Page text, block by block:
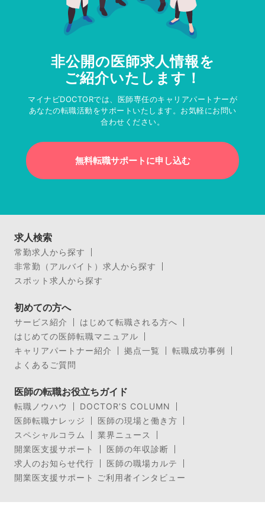
非公開の医師求人情報を
ご紹介いたします！
マイナビDOCTORでは、医師専任のキャリアパートナーが
あなたの転職活動をサポートいたします。お気軽にお問い
合わせください。
無料転職サポートに申し込む
求人検索
常勤求人から探す
非常勤（アルバイト）求人から探す
スポット求人から探す
初めての方へ
サービス紹介
はじめて転職される方へ
はじめての医師転職マニュアル
キャリアパートナー紹介
拠点一覧
転職成功事例
よくあるご質問
医師の転職お役立ちガイド
転職ノウハウ
DOCTOR’S COLUMN
医師転職ナレッジ
医師の現場と働き方
スペシャルコラム
業界ニュース
開業医支援サポート
医師の年収診断
求人のお知らせ代行
医師の職場カルテ
開業医支援サポート ご利用者インタビュー